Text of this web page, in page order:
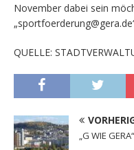
November dabei sein
QUELLE:
„G WIE